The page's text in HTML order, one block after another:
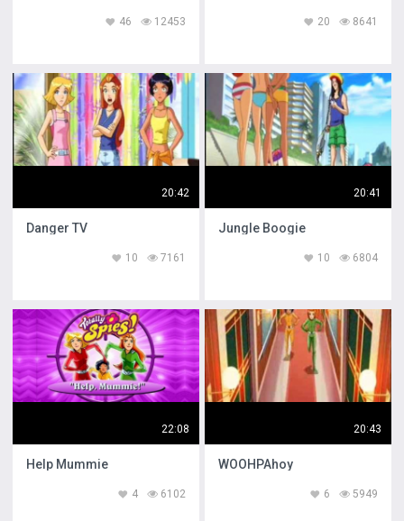
12453
46 8641
20
20:42
Danger TV
7161
10
20:41
Jungle Boogie
6804
10
22:08
Help Mummie
6102
4
20:43
WOOHPAhoy
5949
6